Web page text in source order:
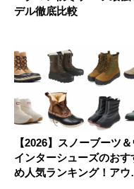
デル徹底比較
【2026】スノーブーツ＆
インターシューズのおす
め人気ランキング！アウ